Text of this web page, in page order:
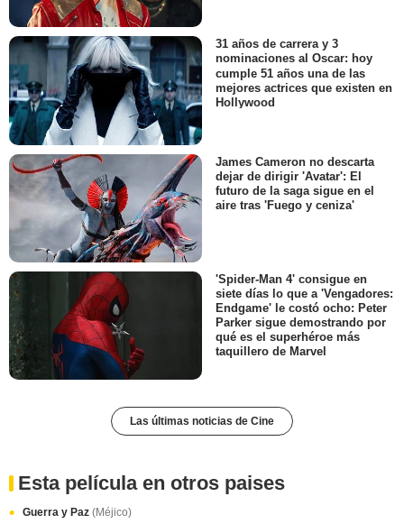
31 años de carrera y 3
nominaciones al Oscar: hoy
cumple 51 años una de las
mejores actrices que existen en
Hollywood
James Cameron no descarta
dejar de dirigir 'Avatar': El
futuro de la saga sigue en el
aire tras 'Fuego y ceniza'
'Spider-Man 4' consigue en
siete días lo que a 'Vengadores:
Endgame' le costó ocho: Peter
Parker sigue demostrando por
qué es el superhéroe más
taquillero de Marvel
Las últimas noticias de Cine
Esta película en otros paises
Guerra y Paz (Méjico)